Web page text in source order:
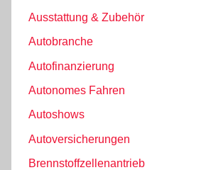
Ausstattung & Zubehör
Autobranche
Autofinanzierung
Autonomes Fahren
Autoshows
Autoversicherungen
Brennstoffzellenantrieb